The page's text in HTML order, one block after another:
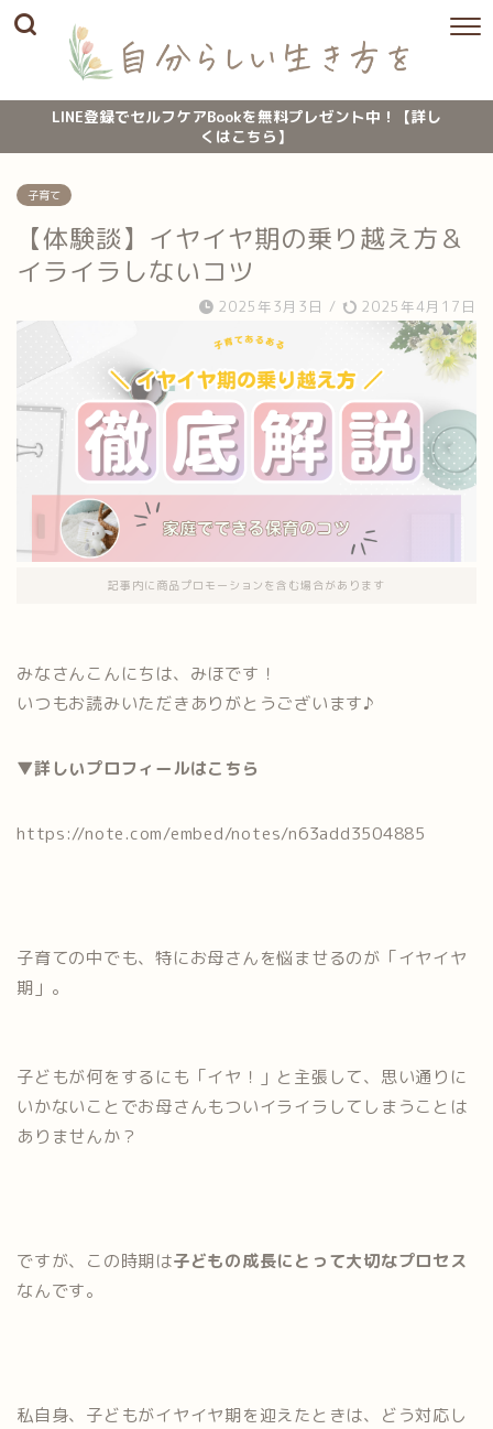
LINE登録でセルフケアBookを無料プレゼント中！【詳し
くはこちら】
子育て
【体験談】イヤイヤ期の乗り越え方＆
イライラしないコツ
2025年3月3日 / 2025年4月17日
記事内に商品プロモーションを含む場合があります
みなさんこんにちは、みほです！
いつもお読みいただきありがとうございます♪
▼詳しいプロフィールはこちら
https://note.com/embed/notes/n63add3504885
子育ての中でも、特にお母さんを悩ませるのが「イヤイヤ
期」。
子どもが何をするにも「イヤ！」と主張して、思い通りに
いかないことでお母さんもついイライラしてしまうことは
ありませんか？
ですが、この時期は子どもの成長にとって大切なプロセス
なんです。
私自身、子どもがイヤイヤ期を迎えたときは、どう対応し